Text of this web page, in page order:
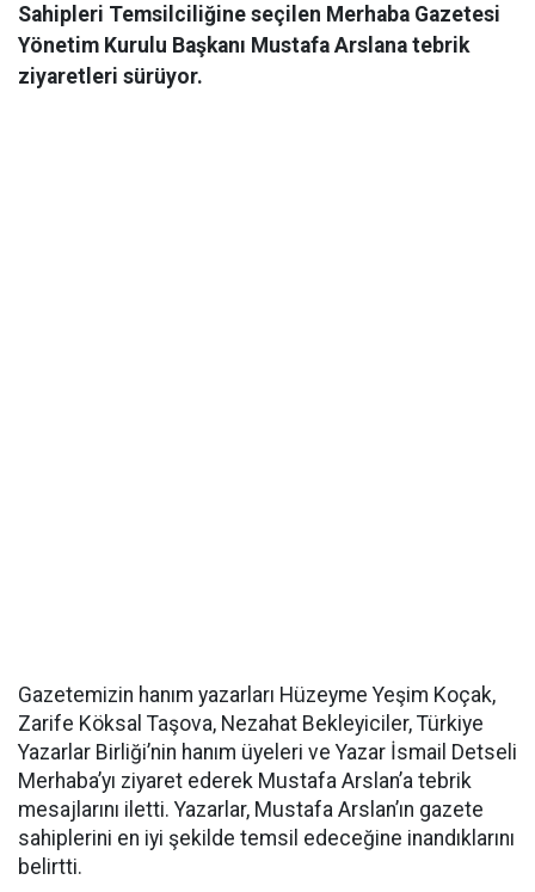
Sahipleri Temsilciliğine seçilen Merhaba Gazetesi
Yönetim Kurulu Başkanı Mustafa Arslana tebrik
ziyaretleri sürüyor.
Gazetemizin hanım yazarları Hüzeyme Yeşim Koçak,
Zarife Köksal Taşova, Nezahat Bekleyiciler, Türkiye
Yazarlar Birliği’nin hanım üyeleri ve Yazar İsmail Detseli
Merhaba’yı ziyaret ederek Mustafa Arslan’a tebrik
mesajlarını iletti. Yazarlar, Mustafa Arslan’ın gazete
sahiplerini en iyi şekilde temsil edeceğine inandıklarını
belirtti.